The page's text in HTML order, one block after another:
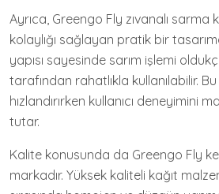
Ayrıca, Greengo Fly zıvanalı sarma
kolaylığı sağlayan pratik bir
yapısı sayesinde sarım işlemi
tarafından rahatlıkla kullanılabilir.
hızlandırırken kullanıcı deneyimini
tutar.
Kalite konusunda da Greengo Fly
markadır. Yüksek kaliteli kağıt